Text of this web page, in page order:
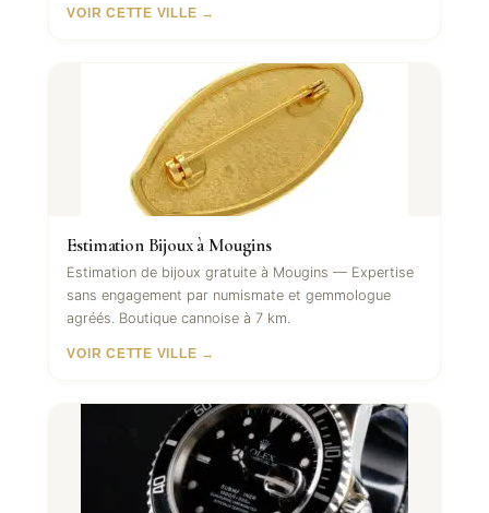
VOIR CETTE VILLE →
Estimation Bijoux à Mougins
Estimation de bijoux gratuite à Mougins — Expertise
sans engagement par numismate et gemmologue
agréés. Boutique cannoise à 7 km.
VOIR CETTE VILLE →